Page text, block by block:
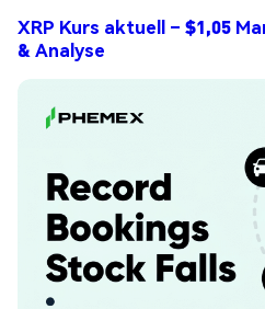
XRP Kurs aktuell – $1,05
& Analyse